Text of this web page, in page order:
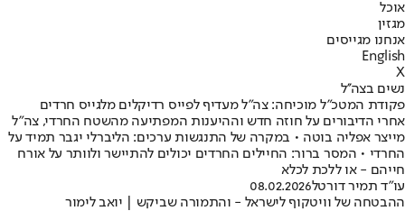
אוכל
מגזין
אנחנו מגייסים
English
X
נשים בצה''ל
פקודת המטכ"ל מוכיחה: צה"ל מעדיף לפייס רדיקלים מלגייס חרדים
אחרי הדיבורים על חוזה חדש וההיענות המפתיעה מהשטח החרדי, צה"ל
מייצר אפליה בוטה • במקרה של התנגשות ערכים: הליברלי יגבר תמיד על
החרדי • המסר ברור: החיילים החרדים יכולים להתיישר ולוותר על אורח
חייהם - או ללכת לכלא
עו"ד תמיר דורטל08.02.2026
ההבטחה של וויטקוף לישראל - והתמורה שביקש | יואב לימור